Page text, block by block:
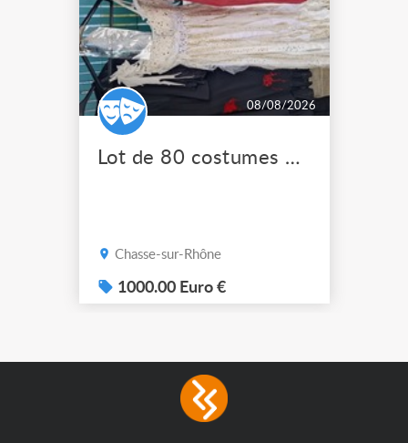
08/08/2026
Lot de 80 costumes de scène pro
Chasse-sur-Rhône
1000.00 Euro €